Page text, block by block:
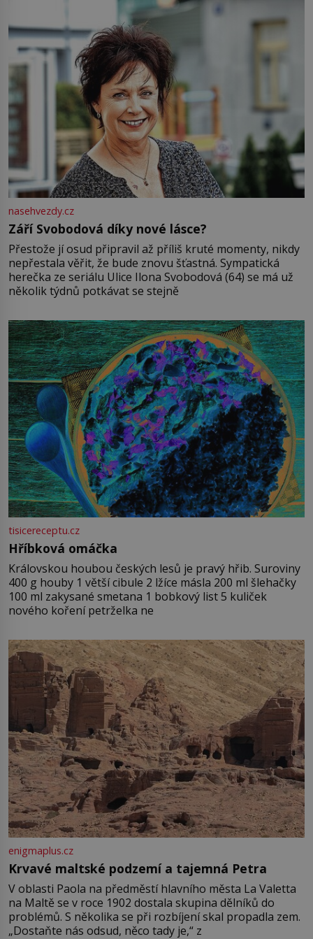
nasehvezdy.cz
Září Svobodová díky nové lásce?
Přestože jí osud připravil až příliš kruté momenty, nikdy
nepřestala věřit, že bude znovu šťastná. Sympatická
herečka ze seriálu Ulice Ilona Svobodová (64) se má už
několik týdnů potkávat se stejně
tisicereceptu.cz
Hříbková omáčka
Královskou houbou českých lesů je pravý hřib. Suroviny
400 g houby 1 větší cibule 2 lžíce másla 200 ml šlehačky
100 ml zakysané smetana 1 bobkový list 5 kuliček
nového koření petrželka ne
enigmaplus.cz
Krvavé maltské podzemí a tajemná Petra
V oblasti Paola na předměstí hlavního města La Valetta
na Maltě se v roce 1902 dostala skupina dělníků do
problémů. S několika se při rozbíjení skal propadla zem.
„Dostaňte nás odsud, něco tady je,“ z